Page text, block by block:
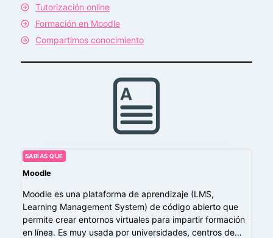
Tutorización online
Formación en Moodle
Compartimos conocimiento
SABÍAS QUE
Moodle
Moodle es una plataforma de aprendizaje (LMS,
Learning Management System) de código abierto que
permite crear entornos virtuales para impartir formación
en línea. Es muy usada por universidades, centros de…